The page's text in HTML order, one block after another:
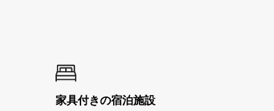
家具付き⁠の宿⁠泊⁠施⁠設